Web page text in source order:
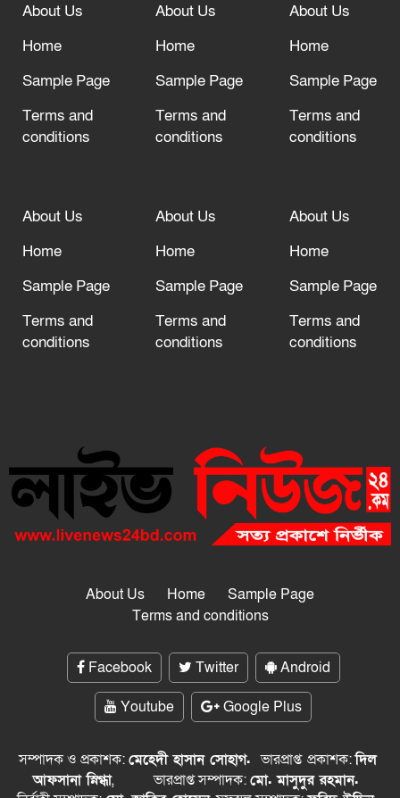
দরজা খোলা রেখেছেন
About Us
Home
Sample Page
Terms and
conditions
About Us
Home
Sample Page
Terms and
conditions
About Us
Home
Sample Page
Terms and
conditions
About Us
Home
Sample Page
Terms and
conditions
About Us
Home
Sample Page
Terms and
conditions
About Us
Home
Sample Page
Terms and
conditions
About Us Home
Sample Page
Terms and conditions
Facebook Twitter
Android
Youtube
Google Plus
সম্পাদক ও প্রকাশক:মেহেদী হাসান সোহাগ.ভারপ্রাপ্ত প্রকাশক:দিল
আফসানা স্নিগ্ধা, ভারপ্রাপ্ত সম্পাদক:মো. মাসুদুর রহমান.